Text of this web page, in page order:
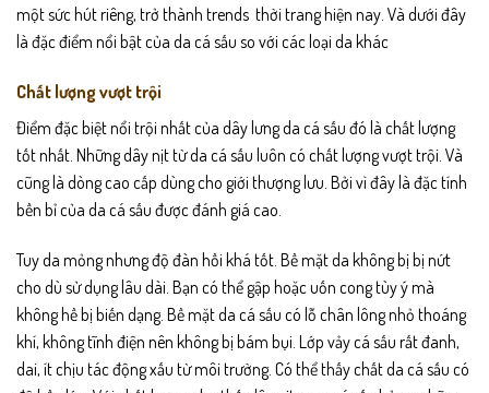
một sức hút riêng, trở thành trends thời trang hiện nay. Và dưới đây
là đặc điểm nổi bật của da cá sấu so với các loại da khác
Chất lượng vượt trội
Điểm đặc biệt nổi trội nhất của dây lưng da cá sấu đó là chất lượng
tốt nhất. Những dây nịt từ da cá sấu luôn có chất lượng vượt trội. Và
cũng là dòng cao cấp dùng cho giới thượng lưu. Bởi vì đây là đặc tính
bền bỉ của da cá sấu được đánh giá cao.
Tuy da mỏng nhưng độ đàn hồi khá tốt. Bề mặt da không bị bị nứt
cho dù sử dụng lâu dài. Bạn có thể gập hoặc uốn cong tùy ý mà
không hề bị biến dạng. Bề mặt da cá sấu có lỗ chân lông nhỏ thoáng
khí, không tĩnh điện nên không bị bám bụi. Lớp vảy cá sấu rất đanh,
dai, ít chịu tác động xấu từ môi trường. Có thể thấy chất da cá sấu có